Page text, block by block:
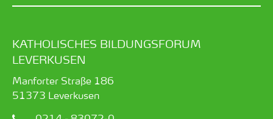
KATHOLISCHES BILDUNGSFORUM
LEVERKUSEN
Manforter Straße 186
51373 Leverkusen